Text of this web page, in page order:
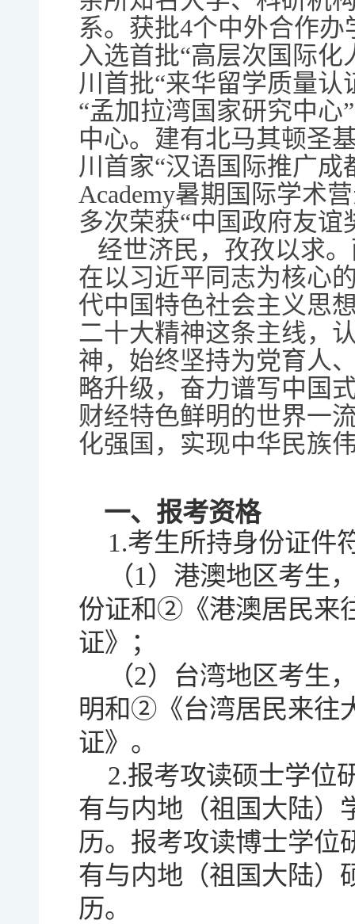
系。获批4个中外合作
入选首批“高层次国际
川首批“来华留学质量认
“孟加拉湾国家研究中
中心。建有北马其顿圣
川首家“汉语国际推广成
Academy暑期国际学术
多次荣获“中国政府友谊
经世济民，孜孜以求
在以习近平同志为核心
代中国特色社会主义思
二十大精神这条主线，
神，始终坚持为党育人
略升级，奋力谱写中国
财经特色鲜明的世界一
化强国，实现中华民族
一、报考资格
1.考生所持身份证件
（1）港澳地区考生
份证和②《港澳居民来
证》；
（2）台湾地区考生
明和②《台湾居民来往
证》。
2.报考攻读硕士学位
有与内地（祖国大陆）
历。报考攻读博士学位
有与内地（祖国大陆）
历。